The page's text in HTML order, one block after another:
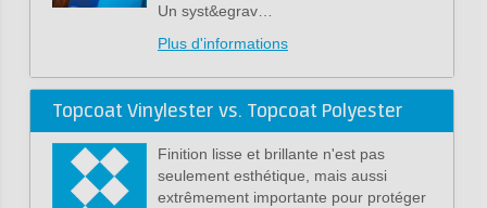
Un syst&egrav…
Plus d'informations
Topcoat Vinylester vs. Topcoat Polyester
Finition lisse et brillante n'est pas
seulement esthétique, mais aussi
extrêmement importante pour protéger